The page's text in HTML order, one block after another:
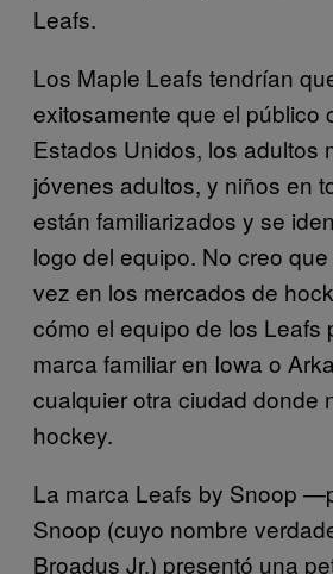
Leafs.
Los Maple Leafs tendrían
exitosamente que el público
Estados Unidos, los adultos
jóvenes adultos, y niños en
están familiarizados y se
logo del equipo. No creo
vez en los mercados de
cómo el equipo de los Leafs
marca familiar en Iowa o
cualquier otra ciudad donde
hockey.
La marca Leafs by Snoop
Snoop (cuyo nombre
Broadus Jr.) presentó una